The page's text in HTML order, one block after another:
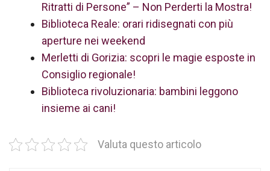
Ritratti di Persone” – Non Perderti la Mostra!
Biblioteca Reale: orari ridisegnati con più
aperture nei weekend
Merletti di Gorizia: scopri le magie esposte in
Consiglio regionale!
Biblioteca rivoluzionaria: bambini leggono
insieme ai cani!
Valuta questo articolo